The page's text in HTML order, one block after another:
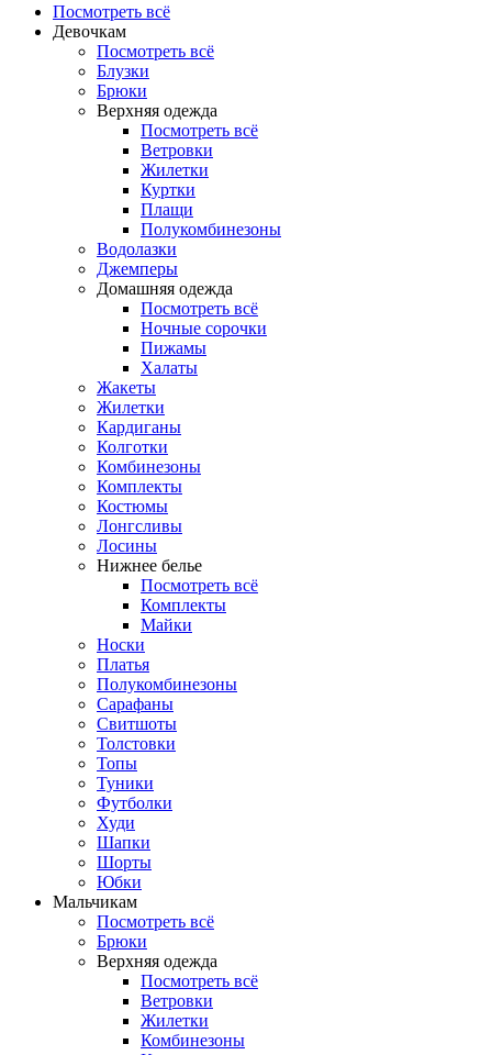
Посмотреть всё
Девочкам
Посмотреть всё
Блузки
Брюки
Верхняя одежда
Посмотреть всё
Ветровки
Жилетки
Куртки
Плащи
Полукомбинезоны
Водолазки
Джемперы
Домашняя одежда
Посмотреть всё
Ночные сорочки
Пижамы
Халаты
Жакеты
Жилетки
Кардиганы
Колготки
Комбинезоны
Комплекты
Костюмы
Лонгсливы
Лосины
Нижнее белье
Посмотреть всё
Комплекты
Майки
Носки
Платья
Полукомбинезоны
Сарафаны
Свитшоты
Толстовки
Топы
Туники
Футболки
Худи
Шапки
Шорты
Юбки
Мальчикам
Посмотреть всё
Брюки
Верхняя одежда
Посмотреть всё
Ветровки
Жилетки
Комбинезоны